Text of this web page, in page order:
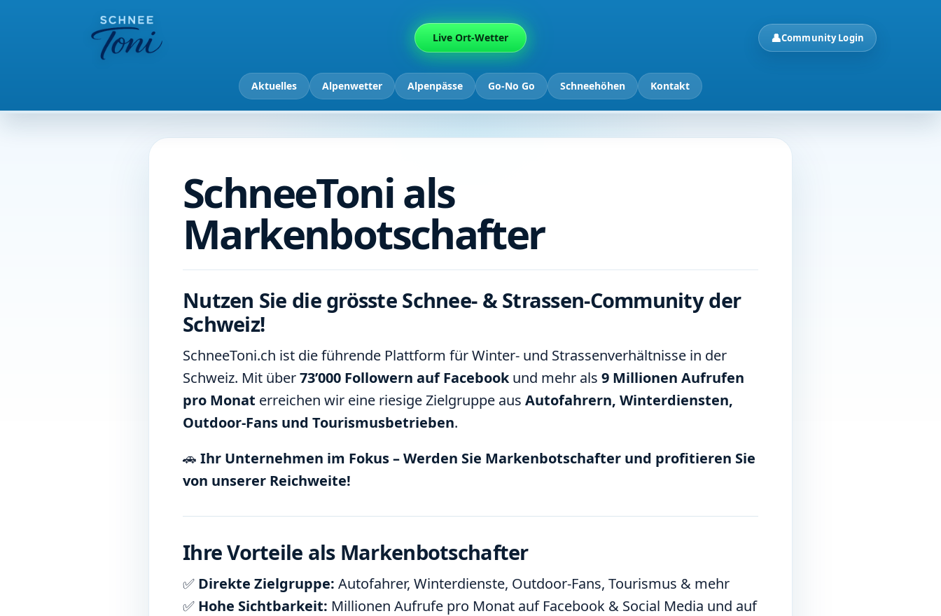
Live Ort-Wetter 👤Community Login
Aktuelles Alpenwetter Alpenpässe Go-No Go Schneehöhen Kontakt
SchneeToni als
Markenbotschafter
Nutzen Sie die grösste Schnee- & Strassen-Community der
Schweiz!
SchneeToni.ch ist die führende Plattform für Winter- und Strassenverhältnisse in der
Schweiz. Mit über73’000 Followern auf Facebookund mehr als 9 Millionen Aufrufen
pro Monat erreichen wir eine riesige Zielgruppe aus Autofahrern, Winterdiensten,
Outdoor-Fans und Tourismusbetrieben.
🚗 Ihr Unternehmen im Fokus – Werden Sie Markenbotschafter und profitieren Sie
von unserer Reichweite!
Ihre Vorteile als Markenbotschafter
✅ Direkte Zielgruppe: Autofahrer, Winterdienste, Outdoor-Fans, Tourismus & mehr
✅ Hohe Sichtbarkeit: Millionen Aufrufe pro Monat auf Facebook & Social Media und auf